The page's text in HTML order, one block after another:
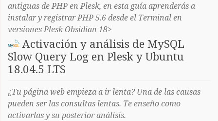
antiguas de PHP en Plesk, en esta guía aprenderás a
instalar y registrar PHP 5.6 desde el Terminal en
versiones Plesk Obsidian 18>
Activación y análisis de MySQL
Slow Query Log en Plesk y Ubuntu
18.04.5 LTS
¿Tu página web empieza a ir lenta? Una de las causas
pueden ser las consultas lentas. Te enseño como
activarlas y su posterior análisis.